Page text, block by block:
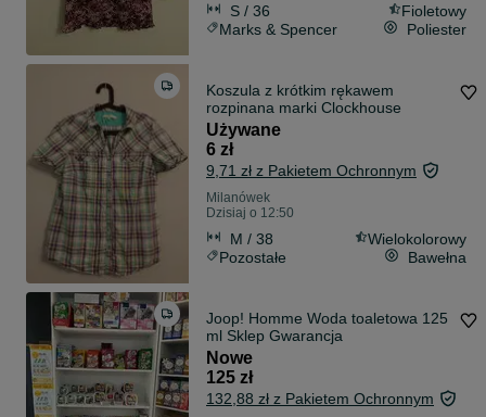
S / 36
Fioletowy
Marks & Spencer
Poliester
Koszula z krótkim rękawem
rozpinana marki Clockhouse
Używane
6 zł
9,71 zł z Pakietem Ochronnym
Milanówek
Dzisiaj o 12:50
M / 38
Wielokolorowy
Pozostałe
Bawełna
Joop! Homme Woda toaletowa 125
ml Sklep Gwarancja
Nowe
125 zł
132,88 zł z Pakietem Ochronnym